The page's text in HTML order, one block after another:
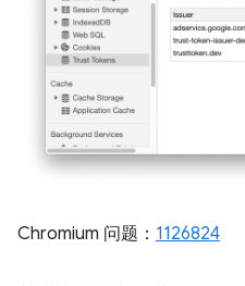
Chromium 问题： 1126824